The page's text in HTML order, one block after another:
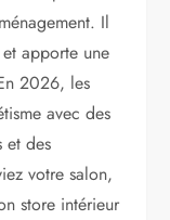
Il
apporte une
2026, les
avec des
et des
votre salon,
store intérieur